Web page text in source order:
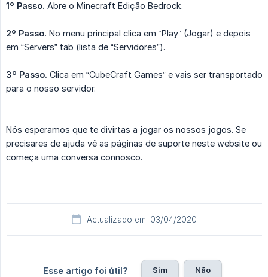
1º Passo. Abre o Minecraft Edição Bedrock.
2º Passo. No menu principal clica em “Play” (Jogar) e depois
em “Servers” tab (lista de “Servidores”).
3º Passo. Clica em “CubeCraft Games” e vais ser transportado
para o nosso servidor.
Nós esperamos que te divirtas a jogar os nossos jogos. Se
precisares de ajuda vê as páginas de suporte neste website ou
começa uma conversa connosco.
Actualizado em: 03/04/2020
Esse artigo foi útil? Sim Não